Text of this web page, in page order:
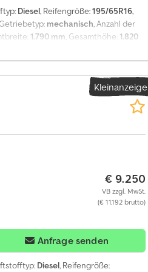
Diesel, Reifengröße:195/65R16,
mechanisch, Anzahl der
1.790 mm, Gesamthöhe:1.820
Fensterheberregelung, = Weitere
Insatsck = Anmerkungen =
kg, Anhängelast Mittelachse,
Scheibenwischer hinten, Einparkhilfe:
Halogenlampe,
5, Servolenkung, ABS, ASR,
Sitzplätze: 2,
= Weitere Informationen =
195/65R16 Bremsen:
Reifen Profil links: 3 mm; Reifen
Höhe der Ladefläche: 55 cm
Technischer Zustand:
Kleinanzeige
€ 9.250
VB zzgl. MwSt.
(€ 11.192 brutto)
Anfrage senden
Diesel, Reifengröße: